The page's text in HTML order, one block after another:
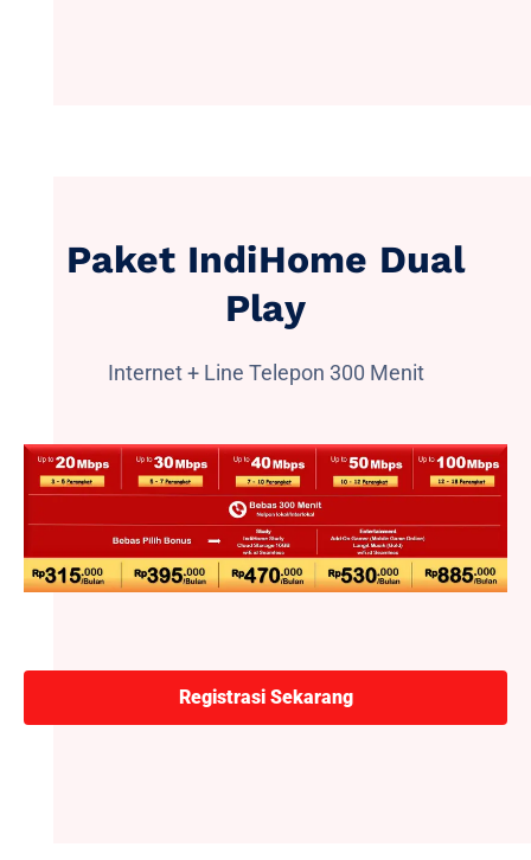
Paket IndiHome Dual
Play
Internet + Line Telepon 300 Menit
Registrasi Sekarang